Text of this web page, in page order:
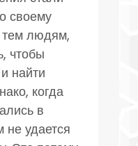
своему
людям,
чтобы
найти
когда
в
удается